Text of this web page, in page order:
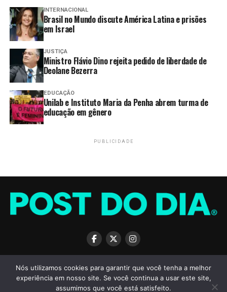
*Centro de Comunicação Social da PMDF
TAGS: ASSOCIAÇÃO
OCORRÊNCIAS
PRENDE
TRÁFICO
Compartilhar
PRÓXIMO
PMDF prende suspeitos de tráfico de drogas e posse
irregular de munições no Riacho Fundo
PMDF prende suspeita de tráfico de drogas e apreende
INTERNACIONAL
Brasil no Mundo discute América Latina e prisões
em Israel
JUSTIÇA
Ministro Flávio Dino rejeita pedido de liberdade de
Deolane Bezerra
EDUCAÇÃO
Unilab e Instituto Maria da Penha abrem turma de
educação em gênero
PUBLICIDADE
SOBRE TERMOS DE USO PRIVACIDADE ANUNCIE CONTATO
Nós utilizamos cookies para garantir que você tenha a melhor
experiência em nosso site. Se você continua a usar este site,
assumimos que você está satisfeito.